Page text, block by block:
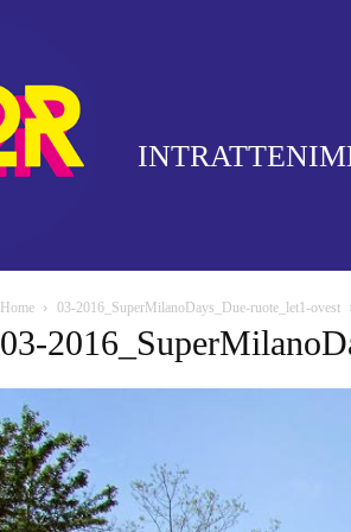
Home 03-2016_SuperMilanoDays_Due-ruote_let1-ovest
03-